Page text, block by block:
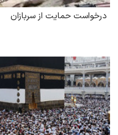
درخواست حمایت از سربازان